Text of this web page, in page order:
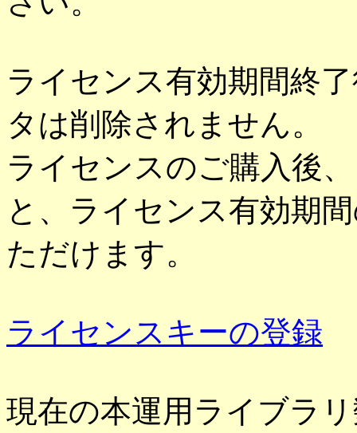
ライセンス有効期間終
タは削除されません。
ライセンスのご購入後
と、ライセンス有効期
ただけます。
ライセンスキーの登録
現在の本運用ライブラ